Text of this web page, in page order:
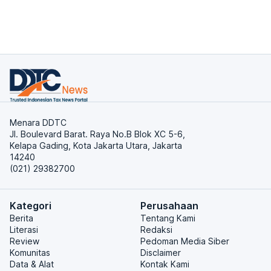
Menara DDTC
Jl. Boulevard Barat. Raya No.B Blok XC 5-6,
Kelapa Gading, Kota Jakarta Utara, Jakarta
14240
(021) 29382700
Kategori
Berita
Literasi
Review
Komunitas
Data & Alat
Perusahaan
Tentang Kami
Redaksi
Pedoman Media Siber
Disclaimer
Kontak Kami